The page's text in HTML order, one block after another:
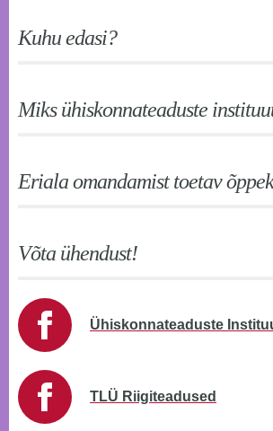
Kuhu edasi?
Miks ühiskonnateaduste
Eriala omandamist toetav
Võta ühendust!
Ühiskonnateaduste
TLÜ Riigiteadused